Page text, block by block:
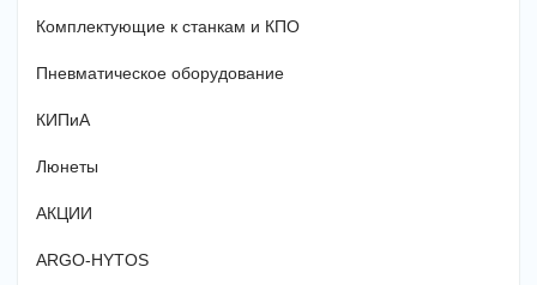
Комплектующие к станкам и КПО
Пневматическое оборудование
КИПиА
Люнеты
АКЦИИ
ARGO-HYTOS